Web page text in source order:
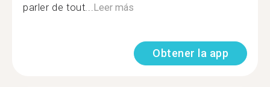
parler de tout...Leer más
Obtener la app